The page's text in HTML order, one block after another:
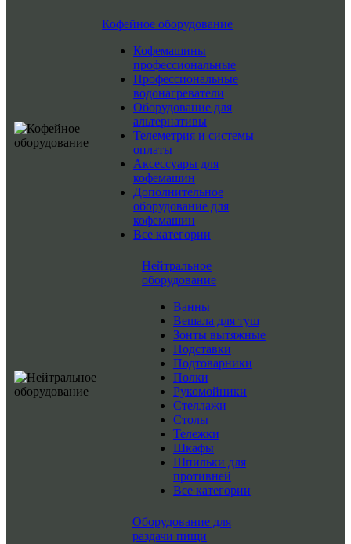
Кофейное оборудование
Кофемашины
профессиональные
Профессиональные
водонагреватели
Оборудование для
альтернативы
Телеметрия и системы
оплаты
Аксессуары для
кофемашин
Дополнительное
оборудование для
кофемашин
Все категории
Нейтральное
оборудование
Ванны
Вешала для туш
Зонты вытяжные
Подставки
Подтоварники
Полки
Рукомойники
Стеллажи
Столы
Тележки
Шкафы
Шпильки для
противней
Все категории
Оборудование для
раздачи пищи